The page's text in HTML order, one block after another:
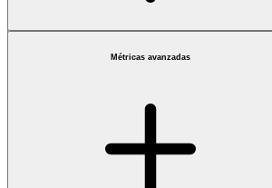
Métricas avanzadas